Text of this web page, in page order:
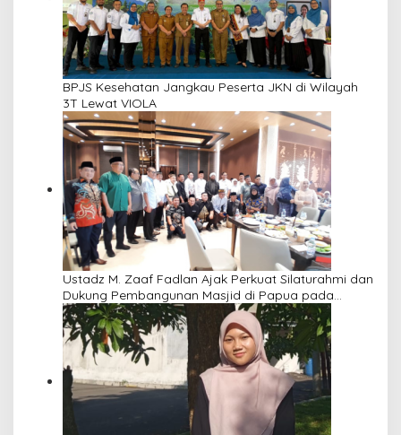
BPJS Kesehatan Jangkau Peserta JKN di Wilayah
3T Lewat VIOLA
Ustadz M. Zaaf Fadlan Ajak Perkuat Silaturahmi dan
Dukung Pembangunan Masjid di Papua pada
Pengajian Yayasan Alimbas Insan Cita